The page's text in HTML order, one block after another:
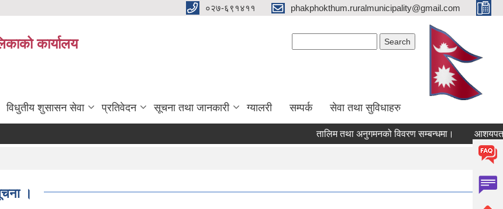
०२७-६९१४११ phakphokthum.ruralmunicipality@gmail.com
कार्यालय
विधुतीय शुसासन सेवा प्रतिवेदन सूचना तथा जानकारी ग्यालरी सम्पर्क सेवा तथा सुविधाहरु
तालिम तथा अनुगमनको विवरण सम्बन्धमा। आशयपत्र
।